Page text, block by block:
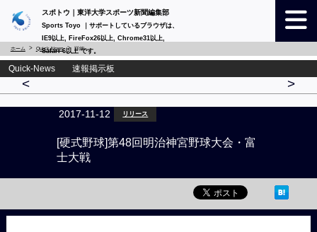
スポトウ｜東洋大学スポーツ新聞編集部
Sports Toyo ｜サポートしているブラウザは、
IE9以上, FireFox26以上, Chrome31以上,
Safari 6以上 です。
ホーム Quick-News 詳細
Quick-News 速報掲示板
< >
2017-11-12 リリース
[硬式野球]第48回明治神宮野球大会・富
士大戦